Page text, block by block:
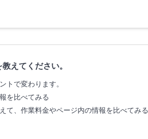
えてください。
トで変わります。
を比べてみる
て、作業料金やページ内の情報を比べてみる